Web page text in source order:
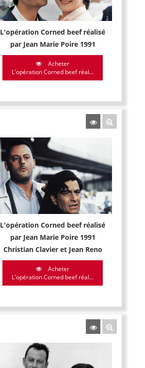
L'opération Corned beef réalisé
par Jean Marie Poire 1991
Acheter
L'opération Corned beef réal...
L'opération Corned beef réalisé
par Jean Marie Poire 1991
Christian Clavier et Jean Reno
Acheter
L'opération Corned beef réal...